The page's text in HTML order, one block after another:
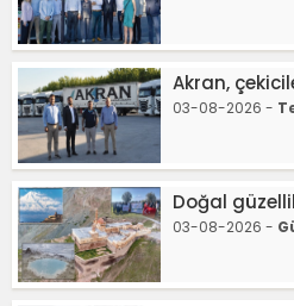
Akran,
03-08-2026 -
Doğal
03-08-2026 -